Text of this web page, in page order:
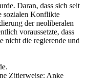
Daran, dass sich seit
sozialen Konflikte
der neoliberalen
voraussetzte, dass
nicht die regierende und
Zitierweise: Anke